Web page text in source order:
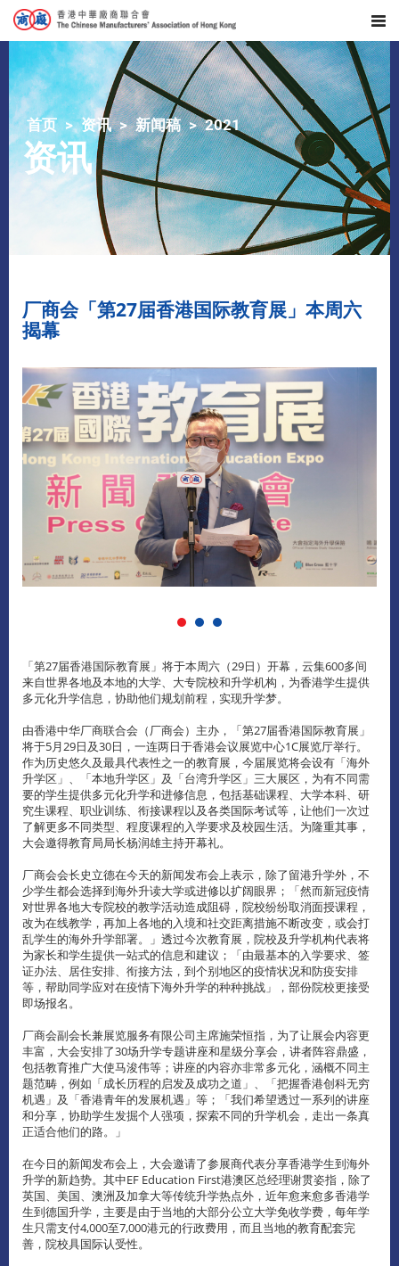
首页 资讯 新闻稿 2021
资讯
厂商会「第27届香港国际教育展」本周六
揭幕
「第27届香港国际教育展」将于本周六（29日）开幕，云集600多间
来自世界各地及本地的大学、大专院校和升学机构，为香港学生提供
多元化升学信息，协助他们规划前程，实现升学梦。
由香港中华厂商联合会（厂商会）主办，「第27届香港国际教育展」
将于5月29日及30日，一连两日于香港会议展览中心1C展览厅举行。
作为历史悠久及最具代表性之一的教育展，今届展览将会设有「海外
升学区」、「本地升学区」及「台湾升学区」三大展区，为有不同需
要的学生提供多元化升学和进修信息，包括基础课程、大学本科、研
究生课程、职业训练、衔接课程以及各类国际考试等，让他们一次过
了解更多不同类型、程度课程的入学要求及校园生活。为隆重其事，
大会邀得教育局局长杨润雄主持开幕礼。
厂商会会长史立德在今天的新闻发布会上表示，除了留港升学外，不
少学生都会选择到海外升读大学或进修以扩阔眼界；「然而新冠疫情
对世界各地大专院校的教学活动造成阻碍，院校纷纷取消面授课程，
改为在线教学，再加上各地的入境和社交距离措施不断改变，或会打
乱学生的海外升学部署。」透过今次教育展，院校及升学机构代表将
为家长和学生提供一站式的信息和建议；「由最基本的入学要求、签
证办法、居住安排、衔接方法，到个别地区的疫情状况和防疫安排
等，帮助同学应对在疫情下海外升学的种种挑战」，部份院校更接受
即场报名。
厂商会副会长兼展览服务有限公司主席施荣恒指，为了让展会内容更
丰富，大会安排了30场升学专题讲座和星级分享会，讲者阵容鼎盛，
包括教育推广大使马浚伟等；讲座的内容亦非常多元化，涵概不同主
题范畴，例如「成长历程的启发及成功之道」、「把握香港创科无穷
机遇」及「香港青年的发展机遇」等；「我们希望透过一系列的讲座
和分享，协助学生发掘个人强项，探索不同的升学机会，走出一条真
正适合他们的路。」
在今日的新闻发布会上，大会邀请了参展商代表分享香港学生到海外
升学的新趋势。其中EF Education First港澳区总经理谢贯姿指，除了
英国、美国、澳洲及加拿大等传统升学热点外，近年愈来愈多香港学
生到德国升学，主要是由于当地的大部分公立大学免收学费，每年学
生只需支付4,000至7,000港元的行政费用，而且当地的教育配套完
善，院校具国际认受性。